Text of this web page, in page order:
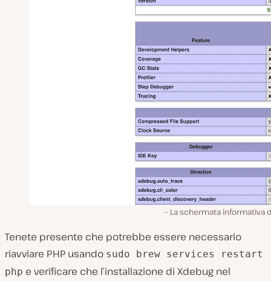
La schermata informativa
Tenete presente che potrebbe essere necessario
riavviare PHP usando sudo brew services restart
php e verificare che l’installazione di Xdebug nel